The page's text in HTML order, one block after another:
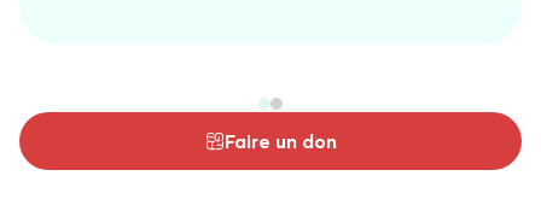
Faire un don